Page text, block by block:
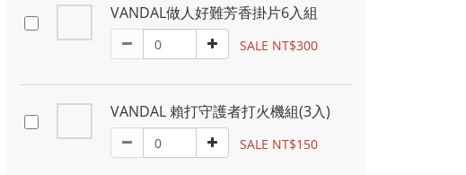
VANDAL做人好難芳香掛片6入組
SALE NT$300
VANDAL 賴打守護者打火機組(3入)
SALE NT$150